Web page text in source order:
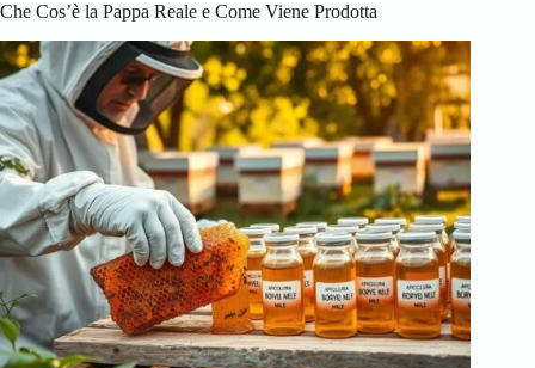
Che Cos’è la Pappa Reale e Come Viene Prodotta